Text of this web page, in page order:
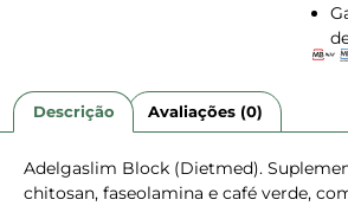
Descrição Avaliações (0)
Adelgaslim Block (Dietmed).
chitosan, faseolamina e café verde,